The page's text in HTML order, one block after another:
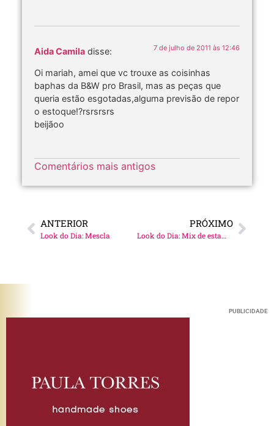
Aida Camila disse: 7 de julho de 2011 às 12:46
Oi mariah, amei que vc trouxe as coisinhas
baphas da B&W pro Brasil, mas as peças que
queria estão esgotadas,alguma previsão de repor
o estoque!?rsrsrsrs
beijãoo
Comentários mais antigos
ANTERIOR
Look do Dia: Mescla
PRÓXIMO
Look do Dia: Mix de estampas
PUBLICIDADE